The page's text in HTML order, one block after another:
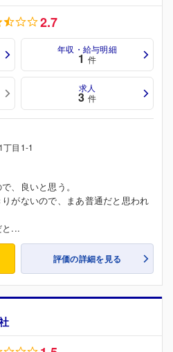
2.7
年収・給与明細
1 件
求人
3 件
丁目1-1
、良いと思う。
がないので、まあ普通だと思われ
と...
評価の詳細を見る